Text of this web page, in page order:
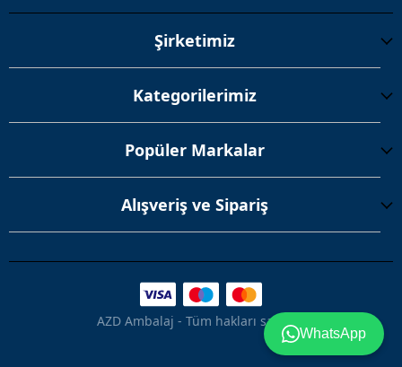
Şirketimiz
Kategorilerimiz
Popüler Markalar
Alışveriş ve Sipariş
AZD Ambalaj - Tüm hakları saklıdır.
WhatsApp